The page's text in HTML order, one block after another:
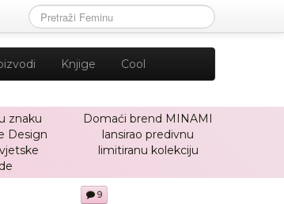
Knjige Cool
znaku
Design
Domaći brend MINAMI
lansirao predivnu
limitiranu kolekciju
9